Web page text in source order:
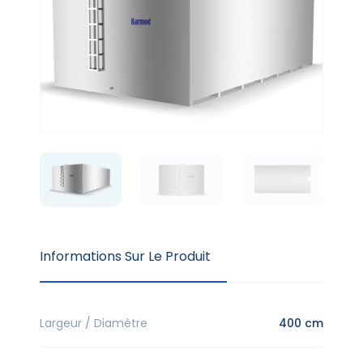
Informations Sur Le Produit
Largeur / Diamètre 400 cm